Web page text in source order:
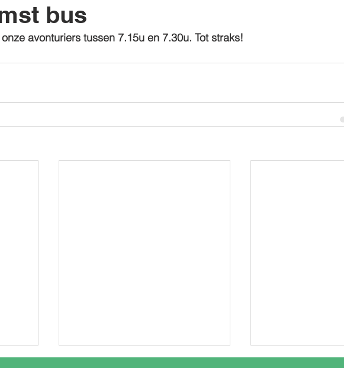
bus
avonturiers tussen 7.15u en 7.30u. Tot straks!